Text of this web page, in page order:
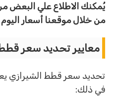
يُمكنك الاطلاع علي البعض من
من خلال موقعنا أسعار اليوم
معايير تحديد سعر قطط
تحديد سعر قطط الشيرازي
في ذلك: